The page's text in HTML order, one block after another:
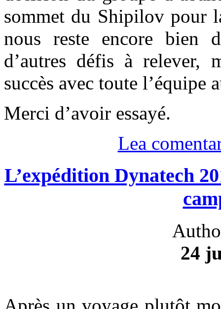
sommet du Shipilov pour
nous reste encore bien
d’autres défis à relever,
succès avec toute l’équipe
Merci d’avoir essayé.
Lea
L’expédition Dynatech
24